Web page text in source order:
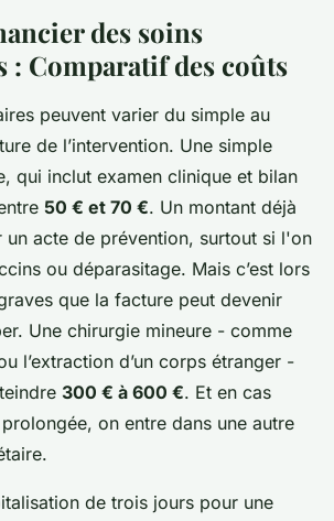
des soins
: Comparatif des coûts
peuvent varier du simple au
de l’intervention. Une simple
qui inclut examen clinique et bilan
50 € et 70 €. Un montant déjà
un acte de prévention, surtout si l'on
ou déparasitage. Mais c’est lors
que la facture peut devenir
Une chirurgie mineure - comme
l’extraction d’un corps étranger -
300 € à 600 €. Et en cas
on entre dans une autre
de trois jours pour une